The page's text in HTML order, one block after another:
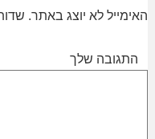
האימייל לא יוצג באתר.
התגובה שלך